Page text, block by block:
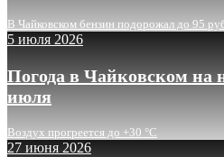
В Чайковском бензин подорожал до 95
5 июля 2026
Погода в Чайковском на
июля
Воздух прогреется до +30 °C
27 июня 2026